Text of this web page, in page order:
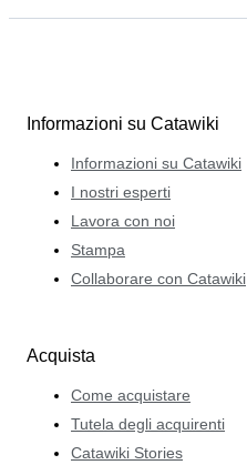
Informazioni su Catawiki
Informazioni su Catawiki
I nostri esperti
Lavora con noi
Stampa
Collaborare con Catawiki
Acquista
Come acquistare
Tutela degli acquirenti
Catawiki Stories